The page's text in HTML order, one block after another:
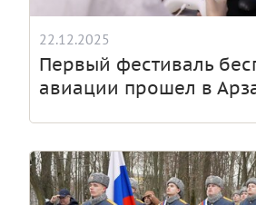
22.12.2025
Первый фестиваль
авиации прошел в